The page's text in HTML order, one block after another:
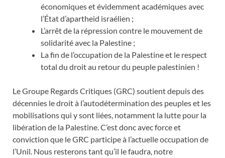
économiques et évidemment académiques avec
l’État d’apartheid israélien ;
L’arrêt de la répression contre le mouvement de
solidarité avec la Palestine ;
La fin de l’occupation de la Palestine et le respect
total du droit au retour du peuple palestinien !
Le Groupe Regards Critiques (GRC) soutient depuis des
décennies le droit à l’autodétermination des peuples et les
mobilisations qui y sont liées, notamment la lutte pour la
libération de la Palestine. C’est donc avec force et
conviction que le GRC participe à l’actuelle occupation de
l’Unil. Nous resterons tant qu’il le faudra, notre